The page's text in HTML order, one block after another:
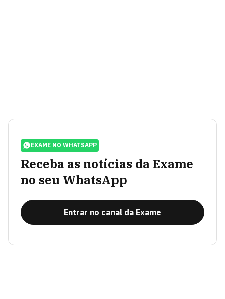
EXAME NO WHATSAPP
Receba as notícias da Exame
no seu WhatsApp
Entrar no canal da Exame